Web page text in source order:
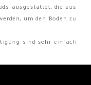
ausgestattet, die aus
um den Boden zu
sind sehr einfach